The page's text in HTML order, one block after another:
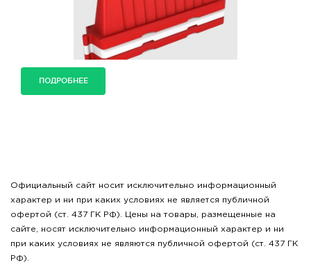
ПОДРОБНЕЕ
Официальный сайт носит исключительно информационный
характер и ни при каких условиях не является публичной
офертой (ст. 437 ГК РФ). Цены на товары, размещенные на
сайте, носят исключительно информационный характер и ни
при каких условиях не являются публичной офертой (ст. 437 ГК
РФ).